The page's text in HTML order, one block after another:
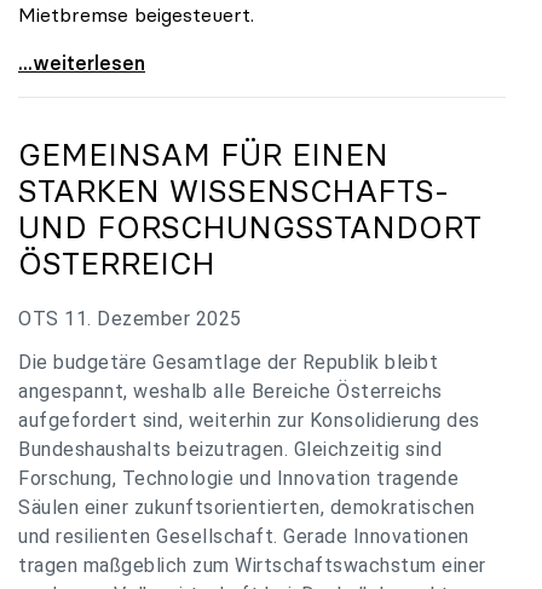
Mietbremse beigesteuert.
„Verzögerung unverständlich“: Universitäten
...weiterlesen
GEMEINSAM FÜR EINEN
STARKEN WISSENSCHAFTS-
UND FORSCHUNGSSTANDORT
ÖSTERREICH
OTS 11. Dezember 2025
Die budgetäre Gesamtlage der Republik bleibt
angespannt, weshalb alle Bereiche Österreichs
aufgefordert sind, weiterhin zur Konsolidierung des
Bundeshaushalts beizutragen. Gleichzeitig sind
Forschung, Technologie und Innovation tragende
Säulen einer zukunftsorientierten, demokratischen
und resilienten Gesellschaft. Gerade Innovationen
tragen maßgeblich zum Wirtschaftswachstum einer